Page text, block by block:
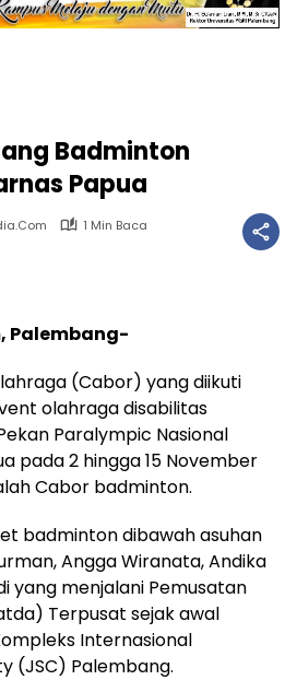
Badminton
Papua
1 Min Baca
Palembang-
(Cabor) yang diikuti
olahraga disabilitas
Paralympic Nasional
pada 2 hingga 15 November
Cabor badminton.
badminton dibawah asuhan
Angga Wiranata, Andika
yang menjalani Pemusatan
Terpusat sejak awal
Internasional
(JSC) Palembang.